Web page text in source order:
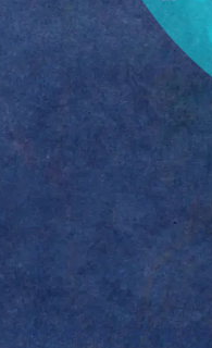
アセンダント、ディセ